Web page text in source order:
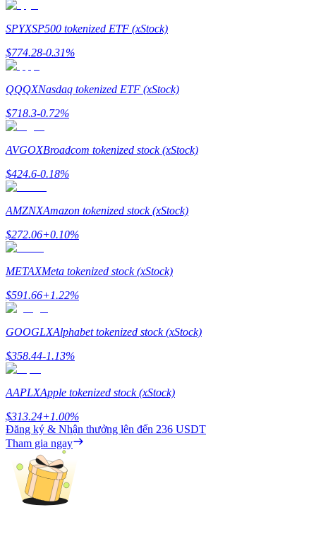
Deposit CASHCAT & Win
Deposit CASHCAT & Win
Precious Metals Trading Carnival
Trade Gold & Silver · 33,333 USDT Bonus
SPYXSP500 tokenized ETF (xStock)
$774.28-0.31%
QQQXNasdaq tokenized ETF (xStock)
$718.3-0.72%
AVGOXBroadcom tokenized stock (xStock)
$424.6-0.18%
AMZNXAmazon tokenized stock (xStock)
$272.06+0.10%
METAXMeta tokenized stock (xStock)
$591.66+1.22%
GOOGLXAlphabet tokenized stock (xStock)
$358.44-1.13%
AAPLXApple tokenized stock (xStock)
$313.24+1.00%
Đăng ký & Nhận thưởng lên đến 236 USDT
Tham gia ngay